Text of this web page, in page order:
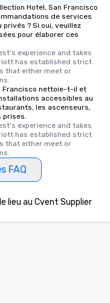
at a typical corporate
a way to try some of
in the city and dive
selected dishes are
high standards to
from Day to Night
group experience,
business hours or
after work, we can
you to provide
You Like Along with
Tours also provides a
durations. Our
Hotel, San Francisco
de services
? Si oui, veuillez
pour élaborer ces
experience and takes
has established strict
that either meet or
Francisco nettoie-t-il et
accessibles au
les ascenseurs,
prises.
experience and takes
has established strict
that either meet or
FAQ
lieu au Cvent Supplier